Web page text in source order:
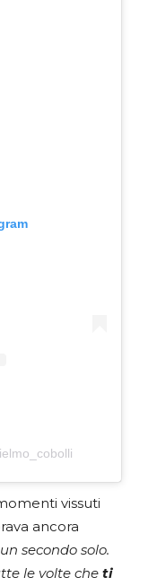
vissuti
ancora
secondo solo.
le volte che ti